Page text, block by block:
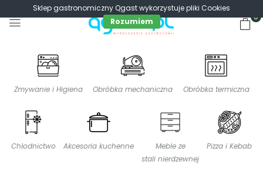
0
Zmywanie i Higiena Obróbka mechaniczna Obróbka termiczna
Chłodnictwo Akcesoria kuchenne
Meble ze
stali nierdzewnej
Pizza i Kebab
Sklep gastronomiczny Qgast wykorzystuje pliki Cookies
Rozumiem